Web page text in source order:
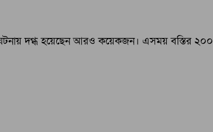
দগ্ধ হয়েছেন আরও কয়েকজন। এসময় বস্তির ২০০